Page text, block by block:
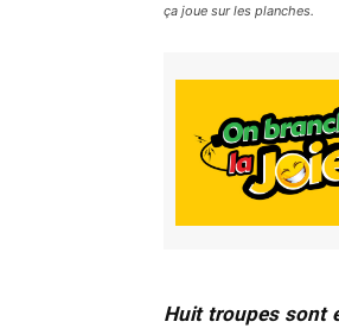
ça joue sur les planches.
Huit troupes sont